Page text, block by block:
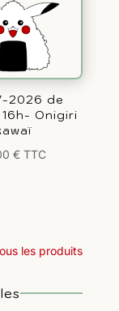
2026 de
16h- Onigiri
€ TTC
les produits